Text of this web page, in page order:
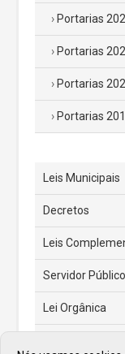
Portarias
Portarias
Portarias
Portarias
Leis Municipais
Decretos
Leis
Servidor Público
Lei Orgânica